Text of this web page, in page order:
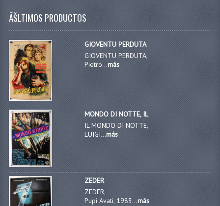
ÃŠLTIMOS PRODUCTOS
GIOVENTU PERDUTA
GIOVENTU PERDUTA,
Pietro...más
MONDO DI NOTTE, IL
IL MONDO DI NOTTE,
LUIGI...más
ZEDER
ZEDER,
Pupi Avati, 1983...más